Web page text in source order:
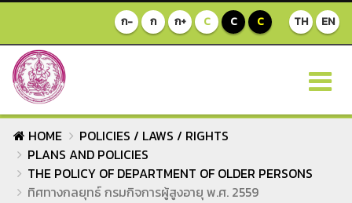
TH EN
ก- ก ก+ C C C
HOME
POLICIES / LAWS / RIGHTS
PLANS AND POLICIES
THE POLICY OF DEPARTMENT OF OLDER PERSONS
ทิศทางกลยุทธ์ กรมกิจการผู้สูงอายุ พ.ศ. 2559